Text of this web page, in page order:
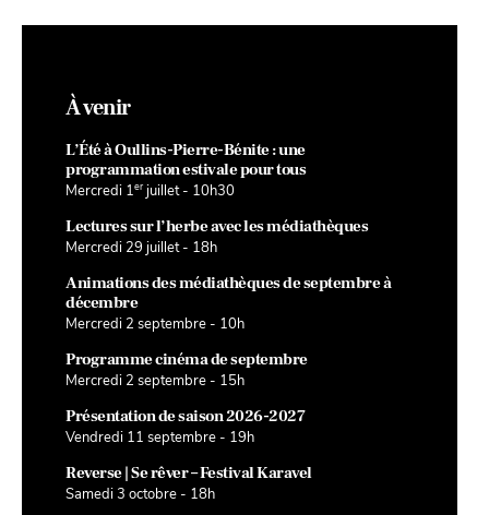
À venir
L’Été à Oullins-Pierre-Bénite : une
programmation estivale pour tous
Mercredi 1er juillet - 10h30
Lectures sur l’herbe avec les médiathèques
Mercredi 29 juillet - 18h
Animations des médiathèques de septembre à
décembre
Mercredi 2 septembre - 10h
Programme cinéma de septembre
Mercredi 2 septembre - 15h
Présentation de saison 2026-2027
Vendredi 11 septembre - 19h
Reverse | Se rêver – Festival Karavel
Samedi 3 octobre - 18h